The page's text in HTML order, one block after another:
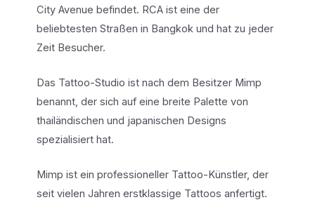
City Avenue befindet. RCA ist eine der
beliebtesten Straßen in Bangkok und hat zu jeder
Zeit Besucher.
Das Tattoo-Studio ist nach dem Besitzer Mimp
benannt, der sich auf eine breite Palette von
thailändischen und japanischen Designs
spezialisiert hat.
Mimp ist ein professioneller Tattoo-Künstler, der
seit vielen Jahren erstklassige Tattoos anfertigt.